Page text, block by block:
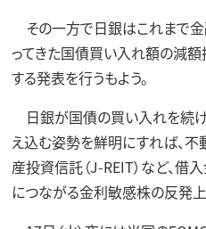
その一方で日銀はこれまで
ってきた国債買い入れ額の減
する発表を行うもよう。
日銀が国債の買い入れを続
え込む姿勢を鮮明にすれば、
産投資信託（J-REIT）など、
につながる金利敏感株の反発